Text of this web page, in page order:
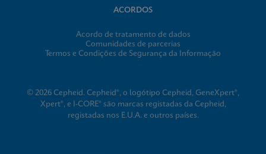
ACORDOS
Acordo de tratamento de dados
Comunidades de parcerias
Termos e Condições de Segurança da Informação
© 2026 Cepheid. Cepheid®, o logótipo Cepheid, GeneXpert®,
Xpert®, e I-CORE® são marcas registadas da Cepheid,
registadas nos E.U.A. e outros países.